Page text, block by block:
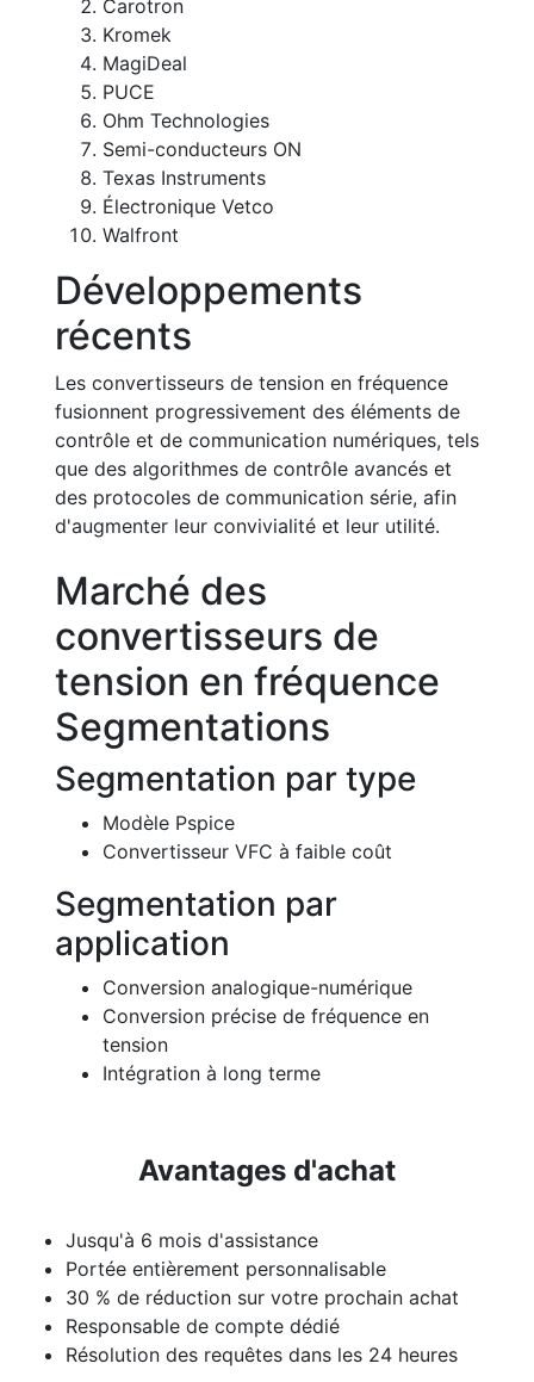
Carotron
Kromek
MagiDeal
PUCE
Ohm Technologies
Semi-conducteurs ON
Texas Instruments
Électronique Vetco
Walfront
Développements
récents
Les convertisseurs de tension en fréquence
fusionnent progressivement des éléments de
contrôle et de communication numériques, tels
que des algorithmes de contrôle avancés et
des protocoles de communication série, afin
d'augmenter leur convivialité et leur utilité.
Marché des
convertisseurs de
tension en fréquence
Segmentations
Segmentation par type
Modèle Pspice
Convertisseur VFC à faible coût
Segmentation par
application
Conversion analogique-numérique
Conversion précise de fréquence en
tension
Intégration à long terme
Avantages d'achat
Jusqu'à 6 mois d'assistance
Portée entièrement personnalisable
30 % de réduction sur votre prochain achat
Responsable de compte dédié
Résolution des requêtes dans les 24 heures